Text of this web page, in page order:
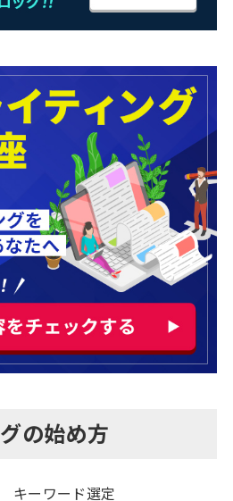
の始め方
キーワード選定